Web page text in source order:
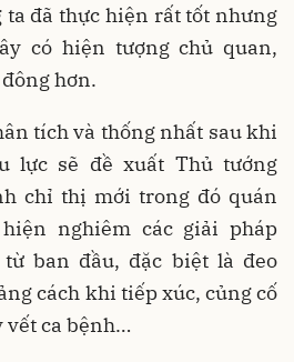
đã thực hiện rất tốt nhưng
có hiện tượng chủ quan,
hơn.
tích và thống nhất sau khi
lực sẽ đề xuất Thủ tướng
chỉ thị mới trong đó quán
nghiêm các giải pháp
ban đầu, đặc biệt là đeo
cách khi tiếp xúc, củng cố
vết ca bệnh…